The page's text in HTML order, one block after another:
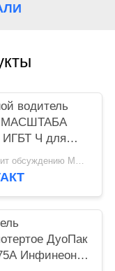
водитель
ИГБТ Ч для
17
Подлежит обсуждению MOQ:10pcs
ДуоПак
Инфинеон